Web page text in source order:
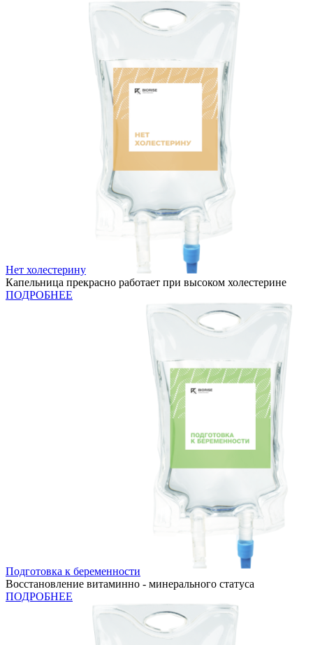
Нет холестерину
Капельница прекрасно работает при высоком холестерине
ПОДРОБНЕЕ
Подготовка к беременности
Восстановление витаминно - минерального статуса
ПОДРОБНЕЕ